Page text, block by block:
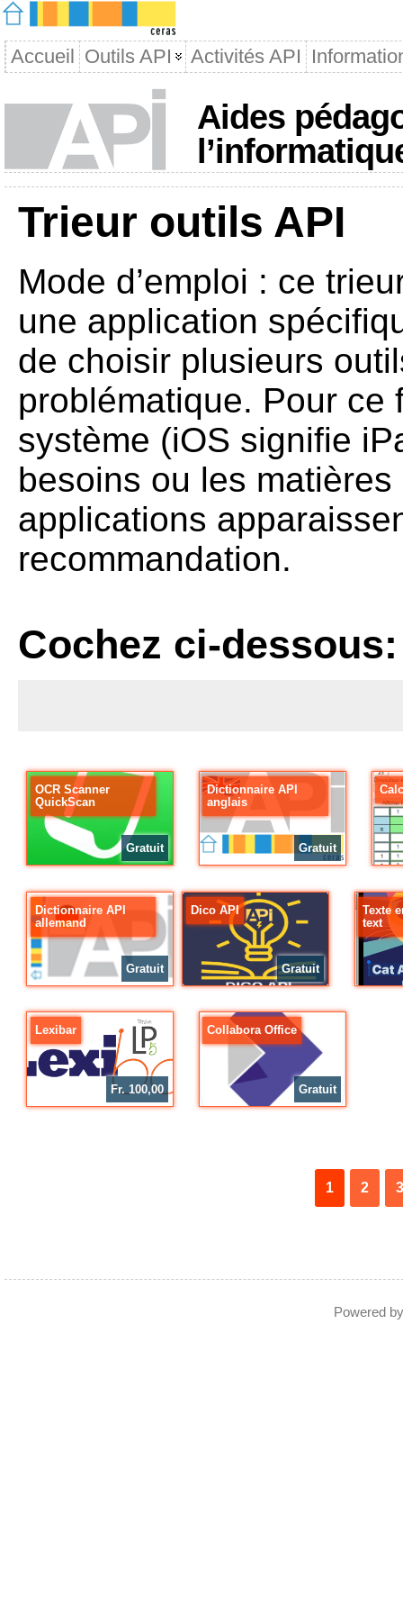
Accueil Outils API Activités API
Aides
Trieur outils API
Mode d’emploi : ce
une application
de choisir plusieurs
problématique. Pour ce
système (iOS signifie
besoins ou les
applications
recommandation.
Cochez ci-dessous:
OCR Scanner
QuickScan
Gratuit
Dictionnaire API
anglais
Gratuit
Dictionnaire API
allemand
Gratuit
Dico API
Gratuit
Texte
text
Lexibar
Fr. 100,00
Collabora Office
Gratuit
1 2
Powered